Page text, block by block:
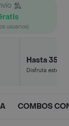
usuarios)
Hasta 35%
Disfruta este
COMBOS